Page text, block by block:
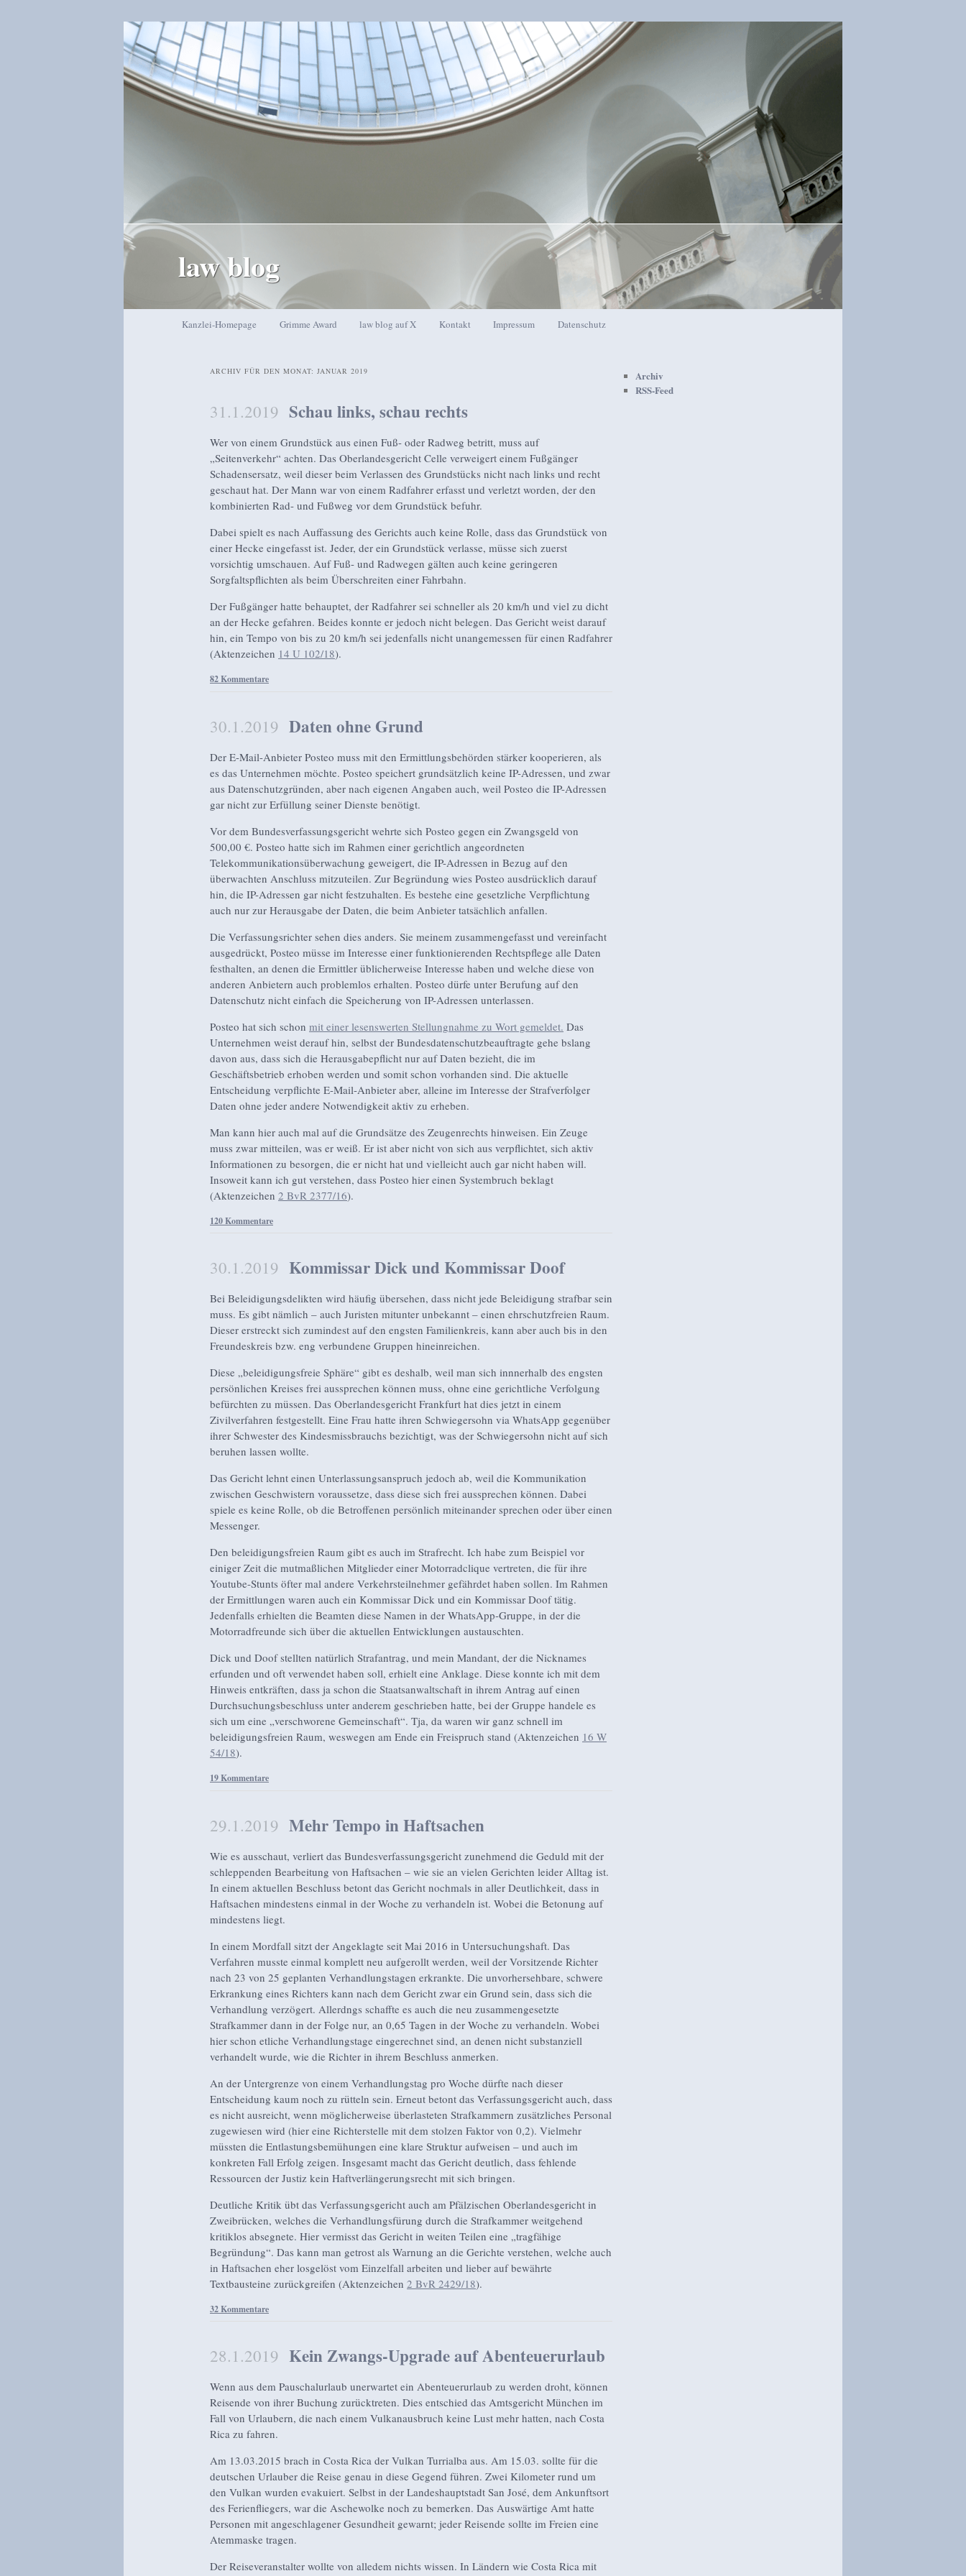
law blog
Zum Inhalt wechseln
Zum sekundären Inhalt wechseln
Kanzlei-Homepage Grimme Award law blog auf X Kontakt Impressum Datenschutz
ARCHIV FÜR DEN MONAT: JANUAR 2019
31.1.2019 Schau links, schau rechts
Wer von einem Grundstück aus einen Fuß- oder Radweg betritt, muss auf
„Seitenverkehr“ achten. Das Oberlandesgericht Celle verweigert einem Fußgänger
Schadensersatz, weil dieser beim Verlassen des Grundstücks nicht nach links und recht
geschaut hat. Der Mann war von einem Radfahrer erfasst und verletzt worden, der den
kombinierten Rad- und Fußweg vor dem Grundstück befuhr.
Dabei spielt es nach Auffassung des Gerichts auch keine Rolle, dass das Grundstück von
einer Hecke eingefasst ist. Jeder, der ein Grundstück verlasse, müsse sich zuerst
vorsichtig umschauen. Auf Fuß- und Radwegen gälten auch keine geringeren
Sorgfaltspflichten als beim Überschreiten einer Fahrbahn.
Der Fußgänger hatte behauptet, der Radfahrer sei schneller als 20 km/h und viel zu dicht
an der Hecke gefahren. Beides konnte er jedoch nicht belegen. Das Gericht weist darauf
hin, ein Tempo von bis zu 20 km/h sei jedenfalls nicht unangemessen für einen Radfahrer
(Aktenzeichen 14 U 102/18).
82 Kommentare
30.1.2019 Daten ohne Grund
Der E-Mail-Anbieter Posteo muss mit den Ermittlungsbehörden stärker kooperieren, als
es das Unternehmen möchte. Posteo speichert grundsätzlich keine IP-Adressen, und zwar
aus Datenschutzgründen, aber nach eigenen Angaben auch, weil Posteo die IP-Adressen
gar nicht zur Erfüllung seiner Dienste benötigt.
Vor dem Bundesverfassungsgericht wehrte sich Posteo gegen ein Zwangsgeld von
500,00 €. Posteo hatte sich im Rahmen einer gerichtlich angeordneten
Telekommunikationsüberwachung geweigert, die IP-Adressen in Bezug auf den
überwachten Anschluss mitzuteilen. Zur Begründung wies Posteo ausdrücklich darauf
hin, die IP-Adressen gar nicht festzuhalten. Es bestehe eine gesetzliche Verpflichtung
auch nur zur Herausgabe der Daten, die beim Anbieter tatsächlich anfallen.
Die Verfassungsrichter sehen dies anders. Sie meinem zusammengefasst und vereinfacht
ausgedrückt, Posteo müsse im Interesse einer funktionierenden Rechtspflege alle Daten
festhalten, an denen die Ermittler üblicherweise Interesse haben und welche diese von
anderen Anbietern auch problemlos erhalten. Posteo dürfe unter Berufung auf den
Datenschutz nicht einfach die Speicherung von IP-Adressen unterlassen.
Posteo hat sich schon mit einer lesenswerten Stellungnahme zu Wort gemeldet. Das
Unternehmen weist derauf hin, selbst der Bundesdatenschutzbeauftragte gehe bslang
davon aus, dass sich die Herausgabepflicht nur auf Daten bezieht, die im
Geschäftsbetrieb erhoben werden und somit schon vorhanden sind. Die aktuelle
Entscheidung verpflichte E-Mail-Anbieter aber, alleine im Interesse der Strafverfolger
Daten ohne jeder andere Notwendigkeit aktiv zu erheben.
Man kann hier auch mal auf die Grundsätze des Zeugenrechts hinweisen. Ein Zeuge
muss zwar mitteilen, was er weiß. Er ist aber nicht von sich aus verpflichtet, sich aktiv
Informationen zu besorgen, die er nicht hat und vielleicht auch gar nicht haben will.
Insoweit kann ich gut verstehen, dass Posteo hier einen Systembruch beklagt
(Aktenzeichen 2 BvR 2377/16).
120 Kommentare
30.1.2019 Kommissar Dick und Kommissar Doof
Bei Beleidigungsdelikten wird häufig übersehen, dass nicht jede Beleidigung strafbar sein
muss. Es gibt nämlich – auch Juristen mitunter unbekannt – einen ehrschutzfreien Raum.
Dieser erstreckt sich zumindest auf den engsten Familienkreis, kann aber auch bis in den
Freundeskreis bzw. eng verbundene Gruppen hineinreichen.
Diese „beleidigungsfreie Sphäre“ gibt es deshalb, weil man sich innnerhalb des engsten
persönlichen Kreises frei aussprechen können muss, ohne eine gerichtliche Verfolgung
befürchten zu müssen. Das Oberlandesgericht Frankfurt hat dies jetzt in einem
Zivilverfahren festgestellt. Eine Frau hatte ihren Schwiegersohn via WhatsApp gegenüber
ihrer Schwester des Kindesmissbrauchs bezichtigt, was der Schwiegersohn nicht auf sich
beruhen lassen wollte.
Das Gericht lehnt einen Unterlassungsanspruch jedoch ab, weil die Kommunikation
zwischen Geschwistern voraussetze, dass diese sich frei aussprechen können. Dabei
spiele es keine Rolle, ob die Betroffenen persönlich miteinander sprechen oder über einen
Messenger.
Den beleidigungsfreien Raum gibt es auch im Strafrecht. Ich habe zum Beispiel vor
einiger Zeit die mutmaßlichen Mitglieder einer Motorradclique vertreten, die für ihre
Youtube-Stunts öfter mal andere Verkehrsteilnehmer gefährdet haben sollen. Im Rahmen
der Ermittlungen waren auch ein Kommissar Dick und ein Kommissar Doof tätig.
Jedenfalls erhielten die Beamten diese Namen in der WhatsApp-Gruppe, in der die
Motorradfreunde sich über die aktuellen Entwicklungen austauschten.
Dick und Doof stellten natürlich Strafantrag, und mein Mandant, der die Nicknames
erfunden und oft verwendet haben soll, erhielt eine Anklage. Diese konnte ich mit dem
Hinweis entkräften, dass ja schon die Staatsanwaltschaft in ihrem Antrag auf einen
Durchsuchungsbeschluss unter anderem geschrieben hatte, bei der Gruppe handele es
sich um eine „verschworene Gemeinschaft“. Tja, da waren wir ganz schnell im
beleidigungsfreien Raum, weswegen am Ende ein Freispruch stand (Aktenzeichen 16 W
54/18).
19 Kommentare
29.1.2019 Mehr Tempo in Haftsachen
Wie es ausschaut, verliert das Bundesverfassungsgericht zunehmend die Geduld mit der
schleppenden Bearbeitung von Haftsachen – wie sie an vielen Gerichten leider Alltag ist.
In einem aktuellen Beschluss betont das Gericht nochmals in aller Deutlichkeit, dass in
Haftsachen mindestens einmal in der Woche zu verhandeln ist. Wobei die Betonung auf
mindestens liegt.
In einem Mordfall sitzt der Angeklagte seit Mai 2016 in Untersuchungshaft. Das
Verfahren musste einmal komplett neu aufgerollt werden, weil der Vorsitzende Richter
nach 23 von 25 geplanten Verhandlungstagen erkrankte. Die unvorhersehbare, schwere
Erkrankung eines Richters kann nach dem Gericht zwar ein Grund sein, dass sich die
Verhandlung verzögert. Allerdngs schaffte es auch die neu zusammengesetzte
Strafkammer dann in der Folge nur, an 0,65 Tagen in der Woche zu verhandeln. Wobei
hier schon etliche Verhandlungstage eingerechnet sind, an denen nicht substanziell
verhandelt wurde, wie die Richter in ihrem Beschluss anmerken.
An der Untergrenze von einem Verhandlungstag pro Woche dürfte nach dieser
Entscheidung kaum noch zu rütteln sein. Erneut betont das Verfassungsgericht auch, dass
es nicht ausreicht, wenn möglicherweise überlasteten Strafkammern zusätzliches Personal
zugewiesen wird (hier eine Richterstelle mit dem stolzen Faktor von 0,2). Vielmehr
müssten die Entlastungsbemühungen eine klare Struktur aufweisen – und auch im
konkreten Fall Erfolg zeigen. Insgesamt macht das Gericht deutlich, dass fehlende
Ressourcen der Justiz kein Haftverlängerungsrecht mit sich bringen.
Deutliche Kritik übt das Verfassungsgericht auch am Pfälzischen Oberlandesgericht in
Zweibrücken, welches die Verhandlungsfürung durch die Strafkammer weitgehend
kritiklos absegnete. Hier vermisst das Gericht in weiten Teilen eine „tragfähige
Begründung“. Das kann man getrost als Warnung an die Gerichte verstehen, welche auch
in Haftsachen eher losgelöst vom Einzelfall arbeiten und lieber auf bewährte
Textbausteine zurückgreifen (Aktenzeichen 2 BvR 2429/18).
32 Kommentare
28.1.2019 Kein Zwangs-Upgrade auf Abenteuerurlaub
Wenn aus dem Pauschalurlaub unerwartet ein Abenteuerurlaub zu werden droht, können
Reisende von ihrer Buchung zurücktreten. Dies entschied das Amtsgericht München im
Fall von Urlaubern, die nach einem Vulkanausbruch keine Lust mehr hatten, nach Costa
Rica zu fahren.
Am 13.03.2015 brach in Costa Rica der Vulkan Turrialba aus. Am 15.03. sollte für die
deutschen Urlauber die Reise genau in diese Gegend führen. Zwei Kilometer rund um
den Vulkan wurden evakuiert. Selbst in der Landeshauptstadt San José, dem Ankunftsort
des Ferienfliegers, war die Aschewolke noch zu bemerken. Das Auswärtige Amt hatte
Personen mit angeschlagener Gesundheit gewarnt; jeder Reisende sollte im Freien eine
Atemmaske tragen.
Der Reiseveranstalter wollte von alledem nichts wissen. In Ländern wie Costa Rica mit
Archiv
RSS-Feed